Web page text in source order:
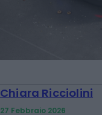
Chiara Ricciolini
27 Febbraio 2026